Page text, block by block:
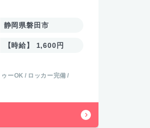
静岡県磐田市
【時給】 1,600円
ゥーOK
ロッカー完備